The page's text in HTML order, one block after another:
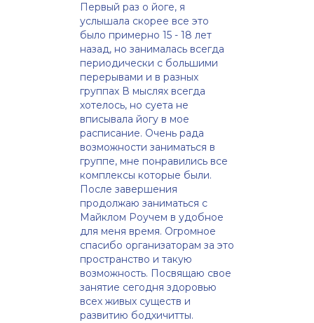
Первый раз о йоге, я
услышала скорее все это
было примерно 15 - 18 лет
назад, но занималась всегда
периодически с большими
перерывами и в разных
группах В мыслях всегда
хотелось, но суета не
вписывала йогу в мое
расписание. Очень рада
возможности заниматься в
группе, мне понравились все
комплексы которые были.
После завершения
продолжаю заниматься с
Майклом Роучем в удобное
для меня время. Огромное
спасибо организаторам за это
пространство и такую
возможность. Посвящаю свое
занятие сегодня здоровью
всех живых существ и
развитию бодхичитты.